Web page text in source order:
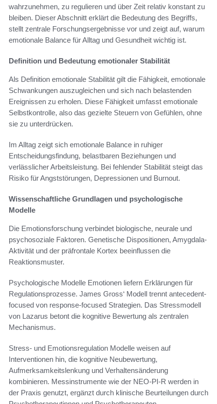
wahrzunehmen, zu regulieren und über Zeit relativ konstant zu
bleiben. Dieser Abschnitt erklärt die Bedeutung des Begriffs,
stellt zentrale Forschungsergebnisse vor und zeigt auf, warum
emotionale Balance für Alltag und Gesundheit wichtig ist.
Definition und Bedeutung emotionaler Stabilität
Als Definition emotionale Stabilität gilt die Fähigkeit, emotionale
Schwankungen auszugleichen und sich nach belastenden
Ereignissen zu erholen. Diese Fähigkeit umfasst emotionale
Selbstkontrolle, also das gezielte Steuern von Gefühlen, ohne
sie zu unterdrücken.
Im Alltag zeigt sich emotionale Balance in ruhiger
Entscheidungsfindung, belastbaren Beziehungen und
verlässlicher Arbeitsleistung. Bei fehlender Stabilität steigt das
Risiko für Angststörungen, Depressionen und Burnout.
Wissenschaftliche Grundlagen und psychologische
Modelle
Die Emotionsforschung verbindet biologische, neurale und
psychosoziale Faktoren. Genetische Dispositionen, Amygdala-
Aktivität und der präfrontale Kortex beeinflussen die
Reaktionsmuster.
Psychologische Modelle Emotionen liefern Erklärungen für
Regulationsprozesse. James Gross‘ Modell trennt antecedent-
focused von response-focused Strategien. Das Stressmodell
von Lazarus betont die kognitive Bewertung als zentralen
Mechanismus.
Stress- und Emotionsregulation Modelle weisen auf
Interventionen hin, die kognitive Neubewertung,
Aufmerksamkeitslenkung und Verhaltensänderung
kombinieren. Messinstrumente wie der NEO-PI-R werden in
der Praxis genutzt, ergänzt durch klinische Beurteilungen durch